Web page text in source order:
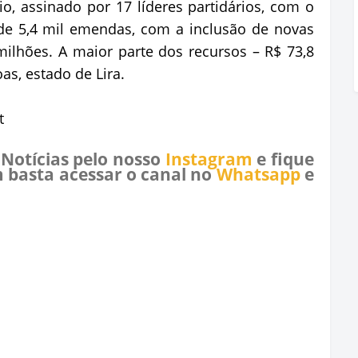
assinado por 17 líderes partidários, com o
5,4 mil emendas, com a inclusão de novas
A maior parte dos recursos – R$ 73,8
estado de Lira.
pelo nosso Instagram e fique
acessar o canal noWhatsappe